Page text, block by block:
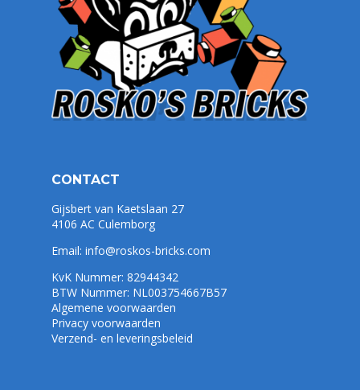
CONTACT
Gijsbert van Kaetslaan 27
4106 AC Culemborg
Email: info@roskos-bricks.com
KvK Nummer: 82944342
BTW Nummer: NL003754667B57
Algemene voorwaarden
Privacy voorwaarden
Verzend- en leveringsbeleid